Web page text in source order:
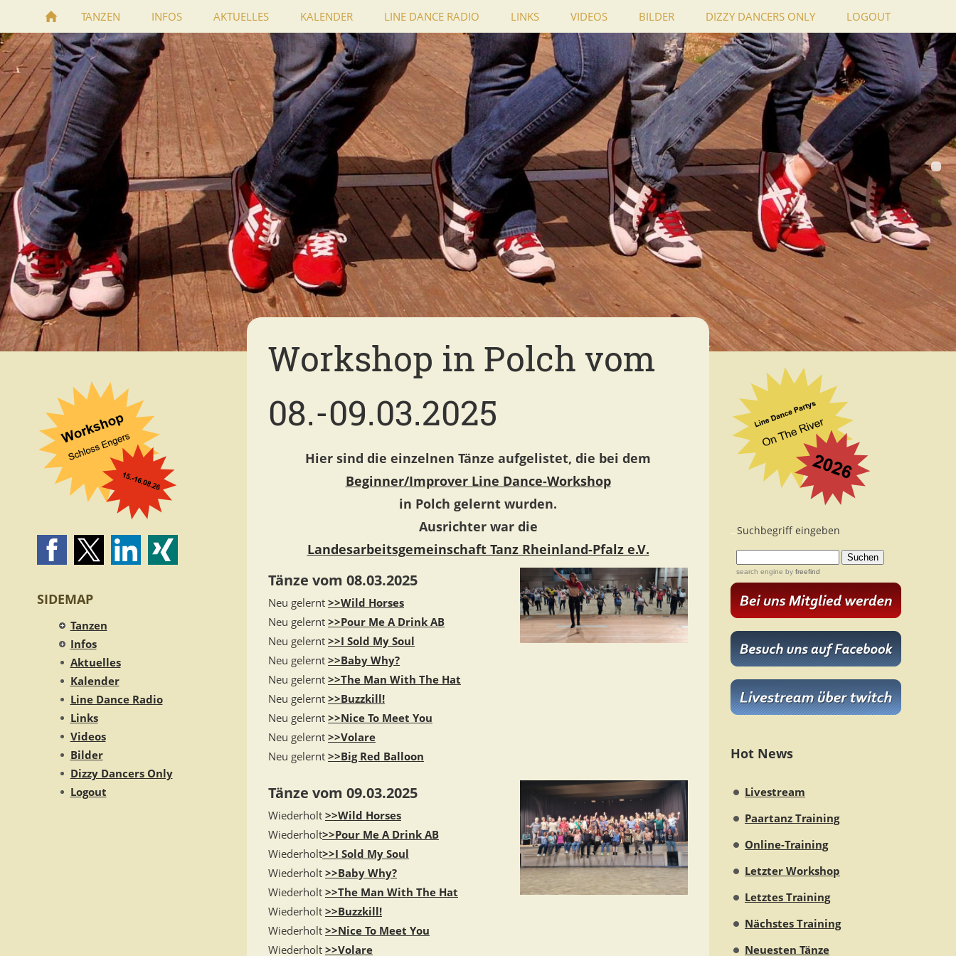
TANZEN INFOS AKTUELLES KALENDER LINE DANCE RADIO LINKS VIDEOS BILDER DIZZY DANCERS ONLY LOGOUT
SIDEMAP
Tanzen
Infos
Aktuelles
Kalender
Line Dance Radio
Links
Videos
Bilder
Dizzy Dancers Only
Logout
Workshop in Polch vom
08.-09.03.2025
Hier sind die einzelnen Tänze aufgelistet, die bei dem
Beginner/Improver Line Dance-Workshop
in Polch gelernt wurden.
Ausrichter war die
Landesarbeitsgemeinschaft Tanz Rheinland-Pfalz e.V.
Tänze vom 08.03.2025
Neu gelernt >>Wild Horses
Neu gelernt >>Pour Me A Drink AB
Neu gelernt >>I Sold My Soul
Neu gelernt >>Baby Why?
Neu gelernt >>The Man With The Hat
Neu gelernt >>Buzzkill!
Neu gelernt >>Nice To Meet You
Neu gelernt >>Volare
Neu gelernt >>Big Red Balloon
Tänze vom 09.03.2025
Wiederholt >>Wild Horses
Wiederholt>>Pour Me A Drink AB
Wiederholt>>I Sold My Soul
Wiederholt >>Baby Why?
Wiederholt >>The Man With The Hat
Wiederholt >>Buzzkill!
Wiederholt >>Nice To Meet You
Wiederholt >>Volare
...Suchbegriff eingeben
search engine by freefind
Hot News
Livestream
Paartanz Training
Online-Training
Letzter Workshop
Letztes Training
Nächstes Training
Neuesten Tänze